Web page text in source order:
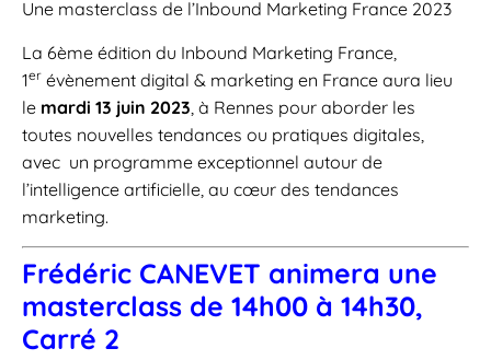
Une masterclass de l’Inbound Marketing France 2023
La 6ème édition du Inbound Marketing France,
1er évènement digital & marketing en France aura lieu
le mardi 13 juin 2023 , à Rennes pour aborder les
toutes nouvelles tendances ou pratiques digitales,
avec un programme exceptionnel autour de
l’intelligence artificielle, au cœur des tendances
marketing.
Frédéric CANEVET animera une
masterclass de 14h00 à 14h30,
Carré 2